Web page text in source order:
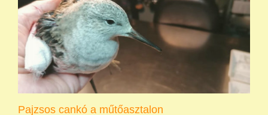
Pajzsos cankó a műtőasztalon